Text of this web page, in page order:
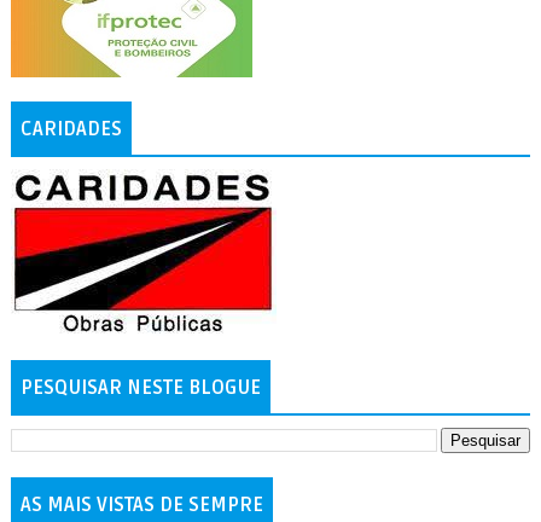
CARIDADES
PESQUISAR NESTE BLOGUE
AS MAIS VISTAS DE SEMPRE